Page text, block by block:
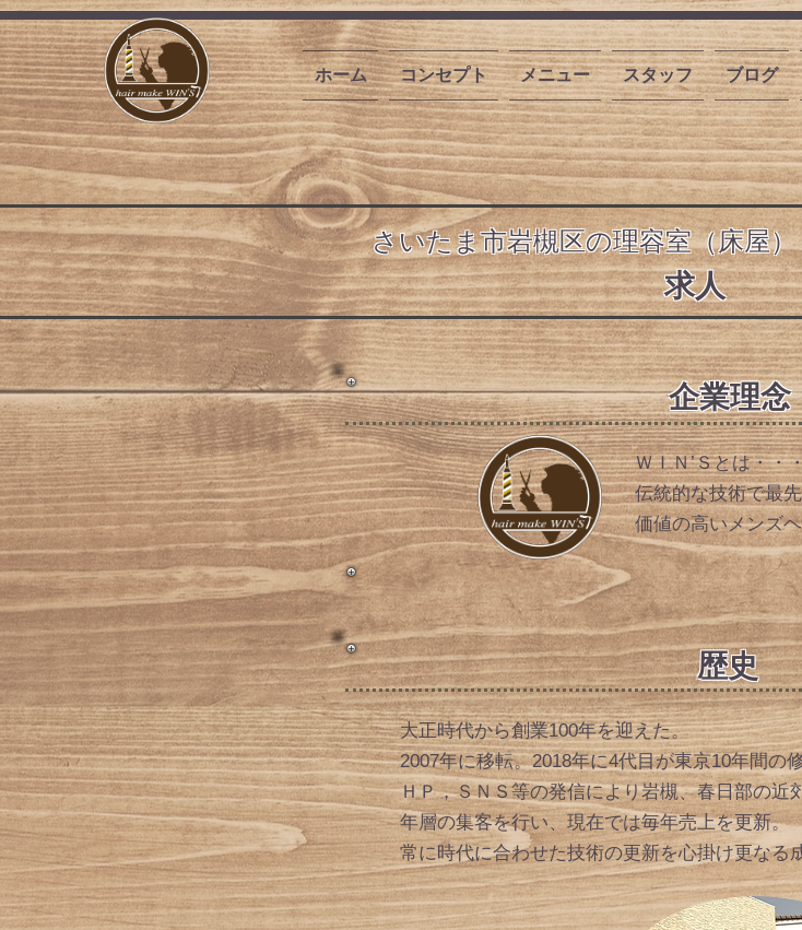
ホーム コンセプト メニュー スタッフ ブログ
さいたま市岩槻区の理容室（床屋
​求人
​企業理念
ＷＩＮ’Ｓとは・・
伝統的な技術で最
価値の高いメンズ
​歴史
大正時代から創業100年を迎えた。
2007年に移転。2018年に4代目が東京10年間の
ＨＰ，ＳＮＳ等の発信により岩槻、春日部の近
年層の集客を行い、現在では毎年売上を更新。
常に時代に合わせた技術の更新を心掛け更なる